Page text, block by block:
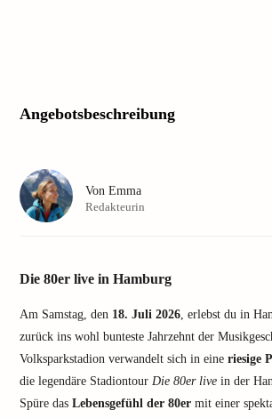
Angebotsbeschreibung
Die 80er live in Hamburg
Am Samstag, den 18. Juli 2026, erlebst du in
zurück ins wohl bunteste Jahrzehnt der
Volksparkstadion verwandelt sich in eine riesige
die legendäre Stadiontour Die 80er live in der
Spüre das Lebensgefühl der 80er mit einer
Von Emma
Redakteurin